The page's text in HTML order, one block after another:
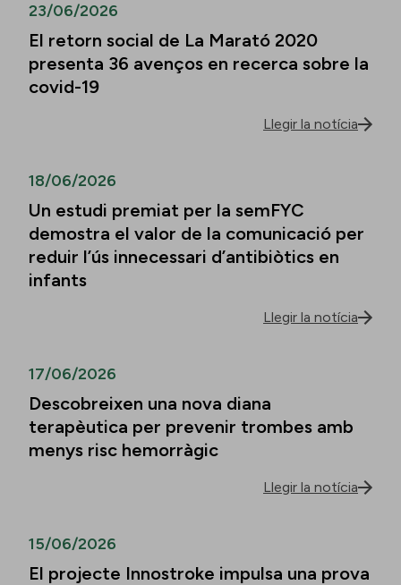
23/06/2026
El retorn social de La Marató 2020
presenta 36 avenços en recerca sobre la
covid-19
Llegir la notícia
18/06/2026
Un estudi premiat per la semFYC
demostra el valor de la comunicació per
reduir l’ús innecessari d’antibiòtics en
infants
Llegir la notícia
17/06/2026
Descobreixen una nova diana
terapèutica per prevenir trombes amb
menys risc hemorràgic
Llegir la notícia
15/06/2026
El projecte Innostroke impulsa una prova